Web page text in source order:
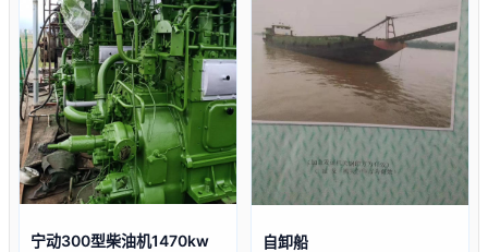
宁动300型柴油机1470kw 自卸船